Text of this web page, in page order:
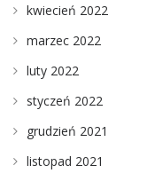
kwiecień 2022
marzec 2022
luty 2022
styczeń 2022
grudzień 2021
listopad 2021